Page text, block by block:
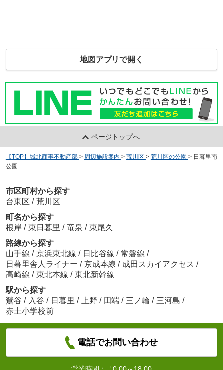
地図アプリで開く
ページトップへ
【TOP】城北商事不動産部 > 周辺施設案内 > 荒川区 > 荒川区の公園 > 日暮里南
公園
市区町村から探す
台東区 / 荒川区
町名から探す
根岸 / 東日暮里 / 竜泉 / 東尾久
路線から探す
山手線 / 京浜東北線 / 日比谷線 / 常磐線 /
日暮里舎人ライナー / 京成本線 / 成田スカイアクセス /
高崎線 / 東北本線 / 東北新幹線
駅から探す
鶯谷 / 入谷 / 日暮里 / 上野 / 田端 / 三ノ輪 / 三河島 /
赤土小学校前
電話でお問い合わせ